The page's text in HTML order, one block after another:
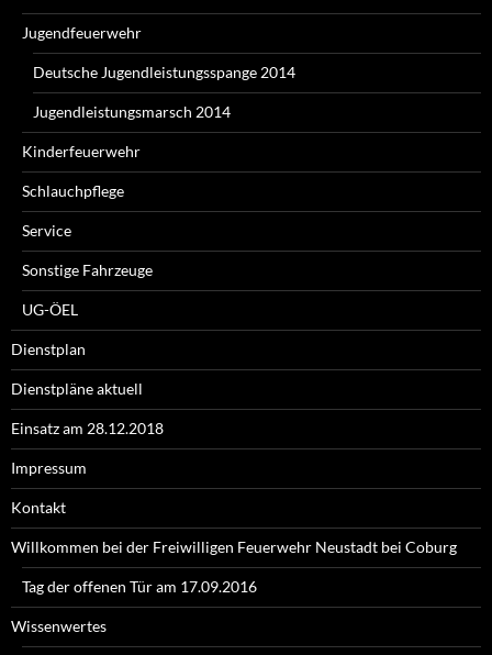
Jugendfeuerwehr
Deutsche Jugendleistungsspange 2014
Jugendleistungsmarsch 2014
Kinderfeuerwehr
Schlauchpflege
Service
Sonstige Fahrzeuge
UG-ÖEL
Dienstplan
Dienstpläne aktuell
Einsatz am 28.12.2018
Impressum
Kontakt
Willkommen bei der Freiwilligen Feuerwehr Neustadt bei Coburg
Tag der offenen Tür am 17.09.2016
Wissenwertes